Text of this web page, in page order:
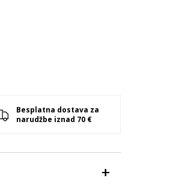
Besplatna dostava za
narudžbe iznad 70 €